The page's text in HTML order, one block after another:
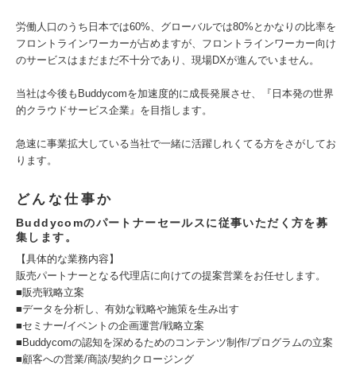
労働人口のうち日本では60%、グローバルでは80%とかなりの比率を
フロントラインワーカーが占めますが、フロントラインワーカー向け
のサービスはまだまだ不十分であり、現場DXが進んでいません。
当社は今後もBuddycomを加速度的に成長発展させ、『日本発の世界
的クラウドサービス企業』を目指します。
急速に事業拡大している当社で一緒に活躍しれくてる方をさがしてお
ります。
どんな仕事か
Buddycomのパートナーセールスに従事いただく方を募
集します。
【具体的な業務内容】
販売パートナーとなる代理店に向けての提案営業をお任せします。
■販売戦略立案
■データを分析し、有効な戦略や施策を生み出す
■セミナー/イベントの企画運営/戦略立案
■Buddycomの認知を深めるためのコンテンツ制作/プログラムの立案
■顧客への営業/商談/契約クロージング